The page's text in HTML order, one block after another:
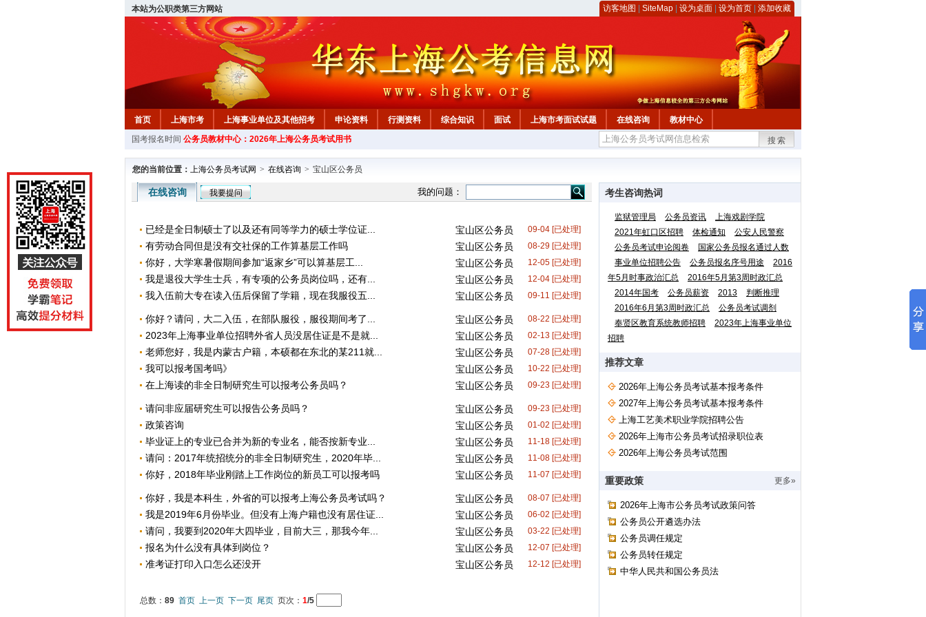
本站为公职类第三方网站 访客地图 SiteMap 设为桌面 设为首页 添加收藏
首页 上海市考 上海事业单位及其他招考 申论资料 行测资料 综合知识 面试 上海市考面试试题 在线咨询
教材中心
国考报名时间 公务员教材中心：2026年上海公务员考试用书 搜索
您的当前位置： 上海公务员考试网 > 在线咨询 > 宝山区公务员
在线咨询 我要提问 我的问题：
已经是全日制硕士了以及还有同等学力的硕士学位证... 宝山区公务员 09-04 [已处理]
有劳动合同但是没有交社保的工作算基层工作吗 宝山区公务员 08-29 [已处理]
你好，大学寒暑假期间参加“返家乡”可以算基层工... 宝山区公务员 12-05 [已处理]
我是退役大学生士兵，有专项的公务员岗位吗，还有... 宝山区公务员 12-04 [已处理]
我入伍前大专在读入伍后保留了学籍，现在我服役五... 宝山区公务员 09-11 [已处理]
你好？请问，大二入伍，在部队服役，服役期间考了... 宝山区公务员 08-22 [已处理]
2023年上海事业单位招聘外省人员没居住证是不是就... 宝山区公务员 02-13 [已处理]
老师您好，我是内蒙古户籍，本硕都在东北的某211就... 宝山区公务员 07-28 [已处理]
我可以报考国考吗》 宝山区公务员 10-22 [已处理]
在上海读的非全日制研究生可以报考公务员吗？ 宝山区公务员 09-23 [已处理]
请问非应届研究生可以报告公务员吗？ 宝山区公务员 09-23 [已处理]
政策咨询 宝山区公务员 01-02 [已处理]
毕业证上的专业已合并为新的专业名，能否按新专业... 宝山区公务员 11-18 [已处理]
请问：2017年统招统分的非全日制研究生，2020年毕... 宝山区公务员 11-08 [已处理]
你好，2018年毕业刚踏上工作岗位的新员工可以报考吗 宝山区公务员 11-07 [已处理]
你好，我是本科生，外省的可以报考上海公务员考试吗？ 宝山区公务员 08-07 [已处理]
我是2019年6月份毕业。但没有上海户籍也没有居住证... 宝山区公务员 06-02 [已处理]
请问，我要到2020年大四毕业，目前大三，那我今年... 宝山区公务员 03-22 [已处理]
报名为什么没有具体到岗位？ 宝山区公务员 12-07 [已处理]
准考证打印入口怎么还没开 宝山区公务员 12-12 [已处理]
总数： 89 首页 上一页 下一页 尾页 页次： 1/5
考生咨询热词
监狱管理局 公务员资讯
上海戏剧学院
2021年虹口区招聘
体检通知
公安人民警察
公务员考试申论阅卷
国家公务员报名通过人数
事业单位招聘公告
公务员报名序号用途
2016
年5月时事政治汇总
2016年5月第3周时政汇总
2014年国考
公务员薪资 2013
判断推理
2016年6月第3周时政汇总
公务员考试调剂
奉贤区教育系统教师招聘
2023年上海事业单位
招聘
推荐文章
2026年上海公务员考试基本报考条件
2027年上海公务员考试基本报考条件
上海工艺美术职业学院招聘公告
2026年上海市公务员考试招录职位表
2026年上海公务员考试范围
重要政策 更多»
2026年上海市公务员考试政策问答
公务员公开遴选办法
公务员调任规定
公务员转任规定
中华人民共和国公务员法